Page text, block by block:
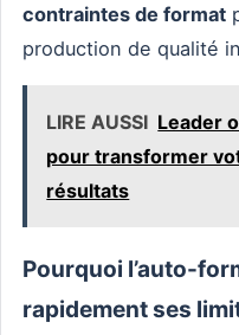
contraintes de format
production de qualité
LIRE AUSSI Leader
pour transformer
résultats
Pourquoi l’auto-
rapidement ses